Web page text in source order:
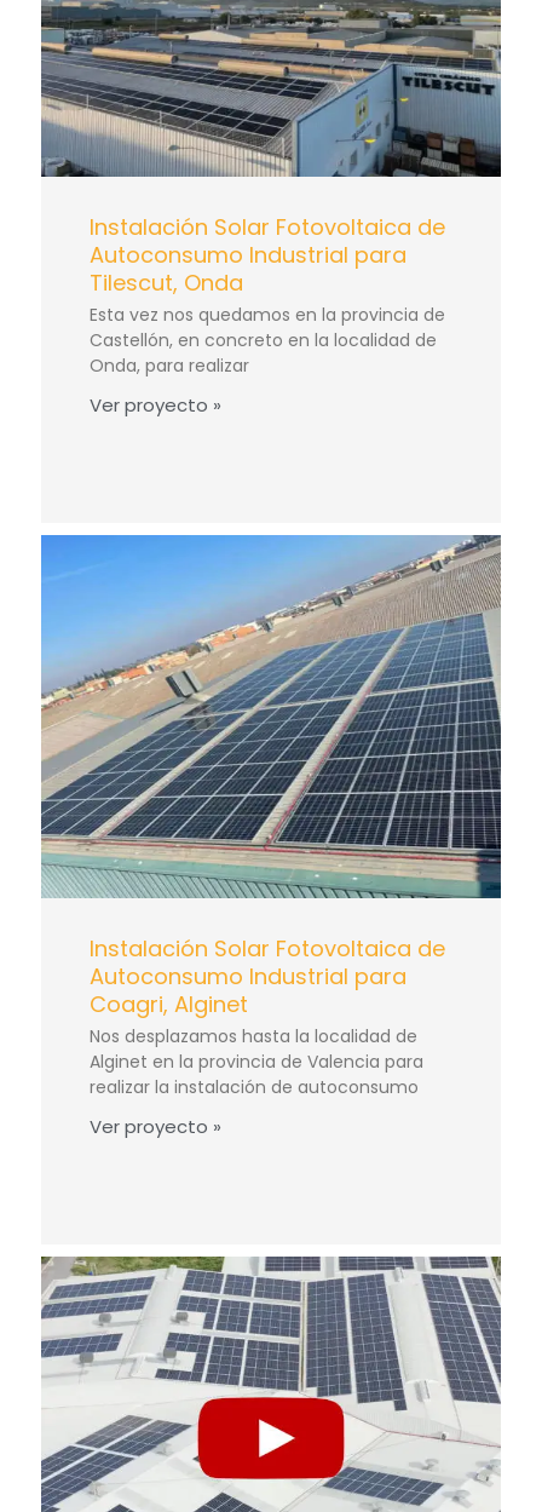
Instalación Solar Fotovoltaica de
Autoconsumo Industrial para
Tilescut, Onda
Esta vez nos quedamos en la provincia de
Castellón, en concreto en la localidad de
Onda, para realizar
Ver proyecto »
Instalación Solar Fotovoltaica de
Autoconsumo Industrial para
Coagri, Alginet
Nos desplazamos hasta la localidad de
Alginet en la provincia de Valencia para
realizar la instalación de autoconsumo
Ver proyecto »